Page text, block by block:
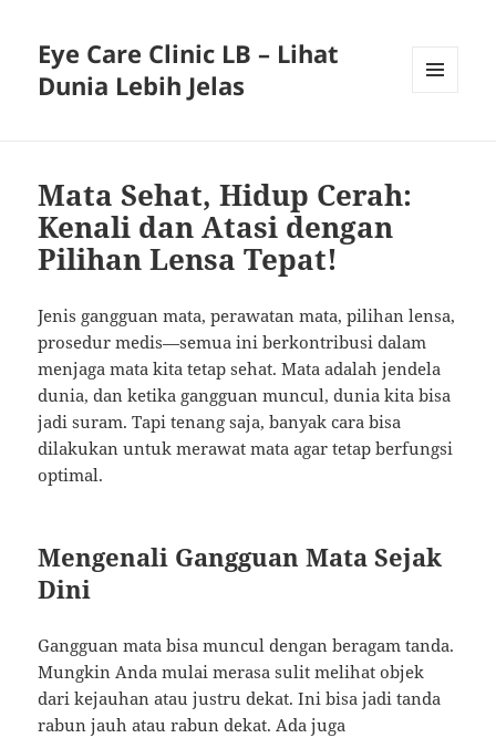
Eye Care Clinic LB – Lihat
Dunia Lebih Jelas
Mata Sehat, Hidup Cerah:
Kenali dan Atasi dengan
Pilihan Lensa Tepat!
Jenis gangguan mata, perawatan mata, pilihan lensa,
prosedur medis—semua ini berkontribusi dalam
menjaga mata kita tetap sehat. Mata adalah jendela
dunia, dan ketika gangguan muncul, dunia kita bisa
jadi suram. Tapi tenang saja, banyak cara bisa
dilakukan untuk merawat mata agar tetap berfungsi
optimal.
Mengenali Gangguan Mata Sejak
Dini
Gangguan mata bisa muncul dengan beragam tanda.
Mungkin Anda mulai merasa sulit melihat objek
dari kejauhan atau justru dekat. Ini bisa jadi tanda
rabun jauh atau rabun dekat. Ada juga